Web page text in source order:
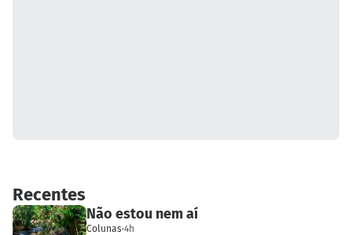
Recentes
Não estou nem aí
Colunas·4h